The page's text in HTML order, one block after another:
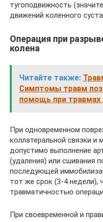
тугоподвижность
движений коленного
Операция при
колена
Читайте также:
Симптомы травм
помощь при травмах
При одновременном
коллатеральной связки и
допустимо выполнение
(удаления) или сшивания
последующей
тот же срок (3-4 недели),
травматичностью
При своевременной и